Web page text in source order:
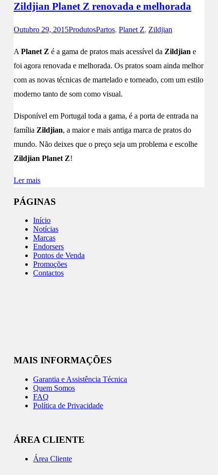
Zildjian Planet Z renovada e melhorada
Outubro 29, 2015ProdutosPartos, Planet Z, Zildjian
A Planet Z é a gama de pratos mais acessível da Zildjian e
foi agora renovada e melhorada. Os pratos soam ainda melhor
com as novas técnicas de martelado e torneado, com um estilo
moderno tanto de som como visual.
Disponível em Portugal toda a gama, é a porta de entrada na
família Zildjian, a maior e mais antiga marca de pratos do
mundo. Não deixes que o preço seja um problema e escolhe
Zildjian Planet Z!
Ler mais
PÁGINAS
Início
Notícias
Marcas
Endorsers
Pontos de Venda
Promoções
Contactos
MAIS INFORMAÇÕES
Garantia e Assistência Técnica
Quem Somos
FAQ
Política de Privacidade
ÁREA CLIENTE
Área Cliente